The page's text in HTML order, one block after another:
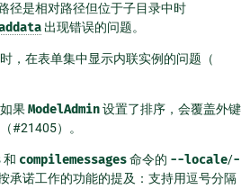
径是相对路径但位于子目录中时
出现错误的问题。
，在表单集中显示内联实例的问题（
果ModelAdmin设置了排序，会覆盖外键
#21405）。
和 compilemessages命令的 --locale/-
承诺工作的功能的提及：支持用逗号分隔